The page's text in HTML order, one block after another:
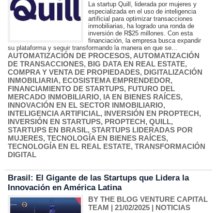
La startup Quill, liderada por mujeres y
especializada en el uso de inteligencia
artificial para optimizar transacciones
inmobiliarias, ha logrado una ronda de
inversión de R$25 millones. Con esta
financiación, la empresa busca expandir
su plataforma y seguir transformando la manera en que se...
AUTOMATIZACIÓN DE PROCESOS, AUTOMATIZACIÓN
DE TRANSACCIONES, BIG DATA EN REAL ESTATE,
COMPRA Y VENTA DE PROPIEDADES, DIGITALIZACIÓN
INMOBILIARIA, ECOSISTEMA EMPRENDEDOR,
FINANCIAMIENTO DE STARTUPS, FUTURO DEL
MERCADO INMOBILIARIO, IA EN BIENES RAÍCES,
INNOVACIÓN EN EL SECTOR INMOBILIARIO,
INTELIGENCIA ARTIFICIAL, INVERSIÓN EN PROPTECH,
INVERSIÓN EN STARTUPS, PROPTECH, QUILL,
STARTUPS EN BRASIL, STARTUPS LIDERADAS POR
MUJERES, TECNOLOGÍA EN BIENES RAÍCES,
TECNOLOGÍA EN EL REAL ESTATE, TRANSFORMACIÓN
DIGITAL
Brasil: El Gigante de las Startups que Lidera la
Innovación en América Latina
BY THE BLOG VENTURE CAPITAL
TEAM | 21/02/2025 | NOTICIAS